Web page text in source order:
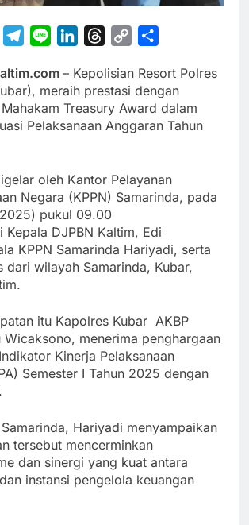
TwitterTelegram
Line LinkedInThreads
Copy
– Kepolisian Resort Polres
meraih prestasi dengan
Treasury Award dalam
Pelaksanaan Anggaran Tahun
oleh Kantor Pelayanan
Negara (KPPN) Samarinda, pada
pukul 09.00
Kepala DJPBN Kaltim, Edi
KPPN Samarinda Hariyadi, serta
dari wilayah Samarinda, Kubar,
itu Kapolres Kubar AKBP
Wicaksono, menerima penghargaan
Kinerja Pelaksanaan
Semester I Tahun 2025 dengan
Hariyadi menyampaikan
tersebut mencerminkan
dan sinergi yang kuat antara
instansi pengelola keuangan